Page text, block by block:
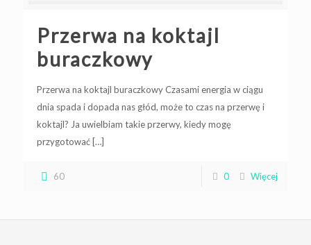
Przerwa na koktajl
buraczkowy
Przerwa na koktajl buraczkowy Czasami energia w ciągu
dnia spada i dopada nas głód, może to czas na przerwę i
koktajl? Ja uwielbiam takie przerwy, kiedy mogę
przygotować […]
60 0 Więcej